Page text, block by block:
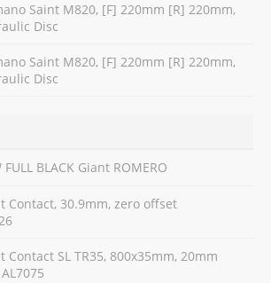
Saint M820, [F] 220mm [R] 220mm,
Disc
Saint M820, [F] 220mm [R] 220mm,
Disc
FULL BLACK Giant ROMERO
Contact, 30.9mm, zero offset
Contact SL TR35, 800x35mm, 20mm